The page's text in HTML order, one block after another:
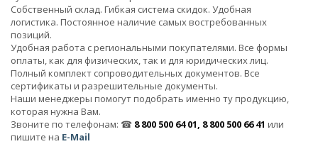
Собственный склад. Гибкая система скидок. Удобная
логистика. Постоянное наличие самых востребованных
позиций.
Удобная работа с региональными покупателями. Все формы
оплаты, как для физических, так и для юридических лиц.
Полный комплект сопроводительных документов. Все
сертификаты и разрешительные документы.
Наши менеджеры помогут подобрать именно ту продукцию,
которая нужна Вам.
Звоните по телефонам: ☎ 8 800 500 64 01, 8 800 500 66 41 или
пишите на E-Mail